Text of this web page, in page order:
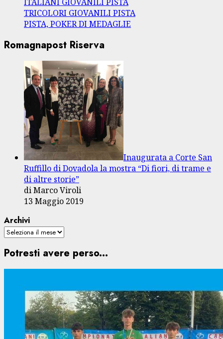
ITALIANI GIOVANILI PISTA
TRICOLORI GIOVANILI PISTA
PISTA, POKER DI MEDAGLIE
Romagnapost Riserva
Inaugurata a Corte San
Ruffillo di Dovadola la mostra “Di fiori, di trame e
di altre storie”
di Marco Viroli
13 Maggio 2019
Archivi
Potresti avere perso...